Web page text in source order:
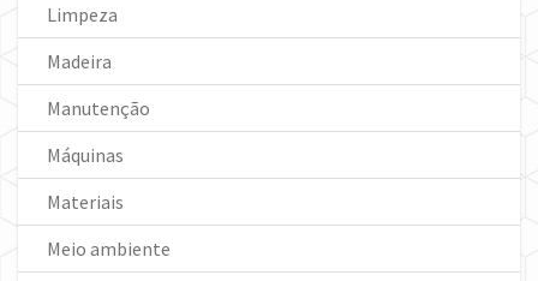
Limpeza
Madeira
Manutenção
Máquinas
Materiais
Meio ambiente